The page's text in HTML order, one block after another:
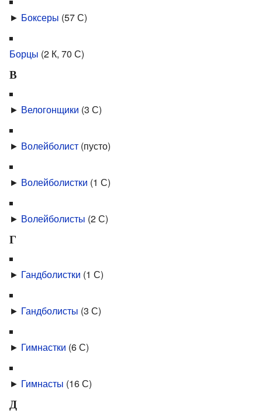
► Боксеры (57 С)
Борцы (2 К, 70 С)
В
► Велогонщики (3 С)
► Волейболист (пусто)
► Волейболистки (1 С)
► Волейболисты (2 С)
Г
► Гандболистки (1 С)
► Гандболисты (3 С)
► Гимнастки (6 С)
► Гимнасты (16 С)
Д